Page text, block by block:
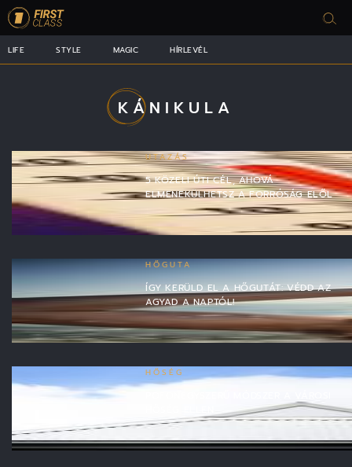
LIFE STYLE MAGIC HÍRLEVÉL
KÁNIKULA
UTAZÁS
5 KÖZELI ÚTI CÉL, AHOVÁ
ELMENEKÜLHETSZ A FORRÓSÁG ELŐL
HŐGUTA
ÍGY KERÜLD EL A HŐGUTÁT: VÉDD AZ
AGYAD A NAPTÓL!
HŐSÉG